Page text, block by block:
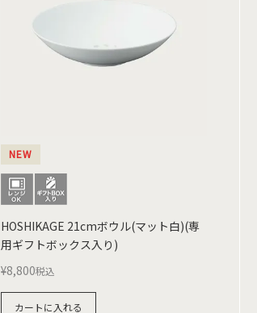
NEW
HOSHIKAGE 21cmボウル(マット白)(専
用ギフトボックス入り)
¥8,800税込
カートに入れる